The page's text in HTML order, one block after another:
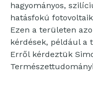
hagyományos,
hatásfokú
Ezen a területen
kérdések, például a
Erről kérdeztük